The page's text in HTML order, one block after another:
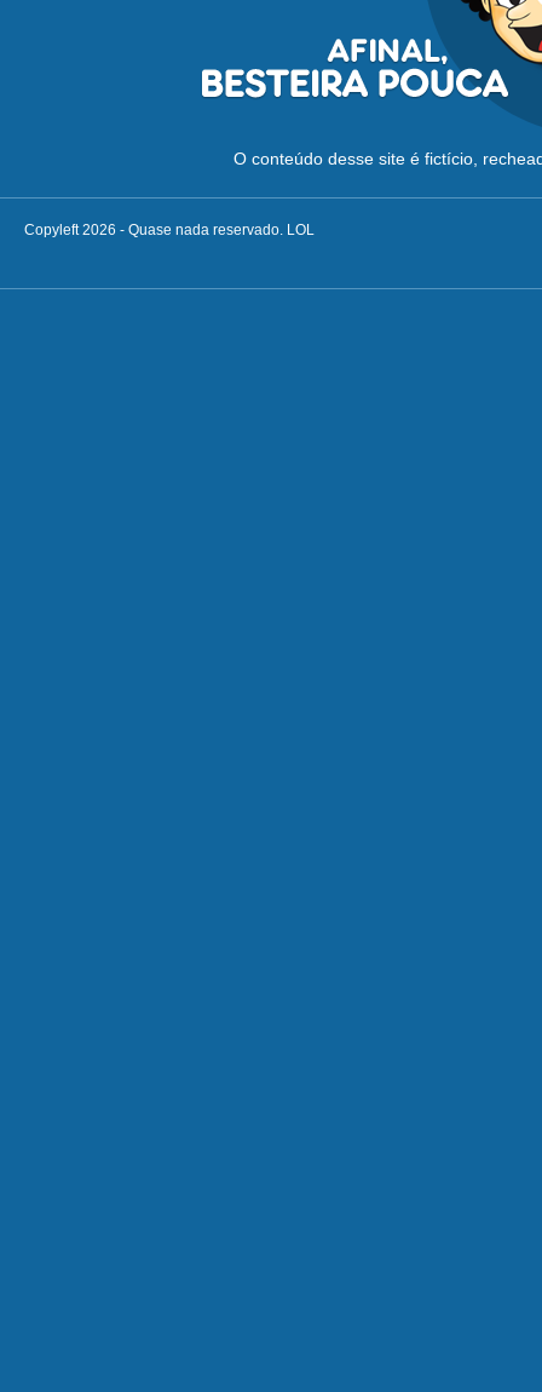
O conteúdo desse site é fictício,
Copyleft 2026 - Quase nada reservado. LOL